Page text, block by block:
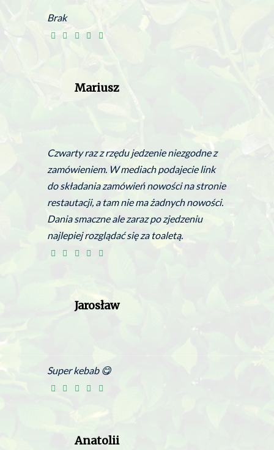
Brak
Mariusz
Czwarty raz z rzędu jedzenie niezgodne z
zamówieniem. W mediach podajecie link
do składania zamówień nowości na stronie
restautacji, a tam nie ma żadnych nowości.
Dania smaczne ale zaraz po zjedzeniu
najlepiej rozglądać się za toaletą.
Jarosław
Super kebab 😋
Anatolii